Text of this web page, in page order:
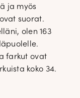
ja myös
suorat.
olen 163
farkut ovat
koko 34.